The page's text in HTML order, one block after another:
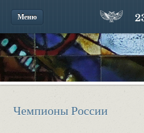
Меню
Чемпионы России